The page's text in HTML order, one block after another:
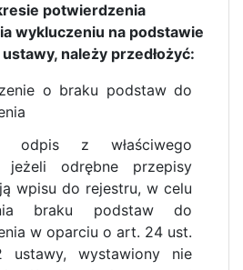
potwierdzenia
wykluczeniu na podstawie
należy przedłożyć:
o braku podstaw do
odpis z właściwego
jeżeli odrębne przepisy
wpisu do rejestru, w celu
braku podstaw do
w oparciu o art. 24 ust.
wystawiony nie